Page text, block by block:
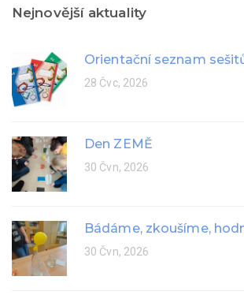
Nejnovější aktuality
Orientační seznam
28 Čvc, 2026
Den ZEMĚ
30 Čvn, 2026
Bádáme, zkoušíme,
30 Čvn, 2026